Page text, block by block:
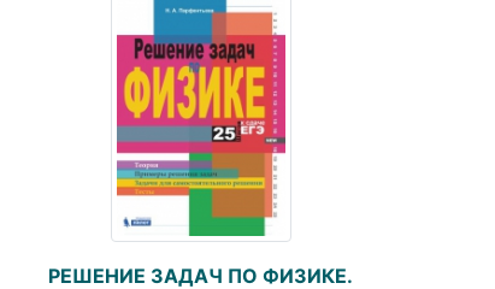
РЕШЕНИЕ ЗАДАЧ ПО ФИЗИКЕ.